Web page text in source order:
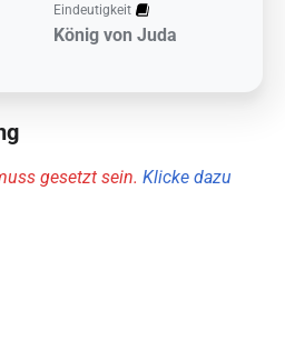
Eindeutigkeit
König von Juda
gesetzt sein. Klicke dazu